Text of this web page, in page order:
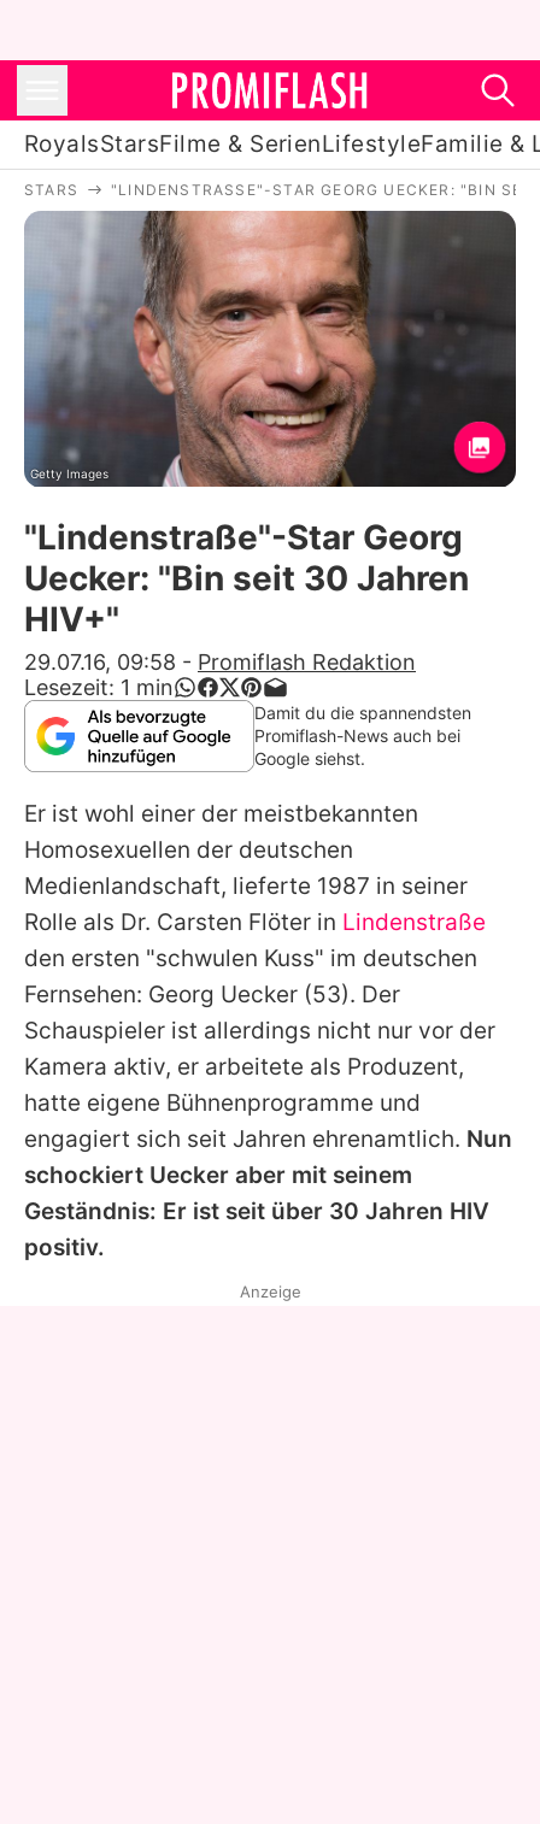
RoyalsStarsFilme & SerienLifestyleFamilie &
Royals
Stars
Filme & Serien
Lifestyle
Familie & Liebe
Promiflash Exklusiv
Alle Themen auf Promiflash
App runterladen
Team
Redaktionelle Richtlinien
Impressum
Datenschutzerklärung
Nutzungsbedingungen
Utiq verwalten
STARS "LINDENSTRASSE"-STAR GEORG UECKER: "BIN
Getty Images
"Lindenstraße"-Star Georg
Uecker: "Bin seit 30 Jahren
HIV+"
29.07.16, 09:58 - Promiflash Redaktion
Lesezeit: 1 min
Damit du die spannendsten
Promiflash-News auch bei
Google siehst.
Er ist wohl einer der meistbekannten
Homosexuellen der deutschen
Medienlandschaft, lieferte 1987 in seiner
Rolle als Dr. Carsten Flöter in Lindenstraße
den ersten "schwulen Kuss" im deutschen
Fernsehen: Georg Uecker (53). Der
Schauspieler ist allerdings nicht nur vor der
Kamera aktiv, er arbeitete als Produzent,
hatte eigene Bühnenprogramme und
engagiert sich seit Jahren ehrenamtlich. Nun
schockiert Uecker aber mit seinem
Geständnis: Er ist seit über 30 Jahren HIV
positiv.
Anzeige